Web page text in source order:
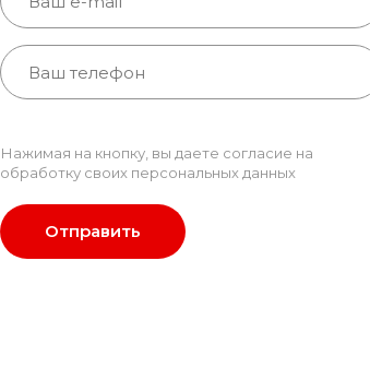
Нажимая на кнопку, вы даете согласие на
обработку своих персональных данных
Отправить